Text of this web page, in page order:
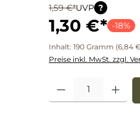
1,59 €*UVP ?
1,30 €* -18%
Inhalt: 190 Gramm (6,84
Preise inkl. MwSt. zzgl.
Produkt Anzahl: Gib